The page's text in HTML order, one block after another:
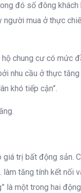
đó số đông khách
người mua ở thực
hộ chung cư có mức
nhu cầu ở thực tăng
khó tiếp cận”.
giá trị bất động sản.
làm tăng tính kết nối
là một trong hai